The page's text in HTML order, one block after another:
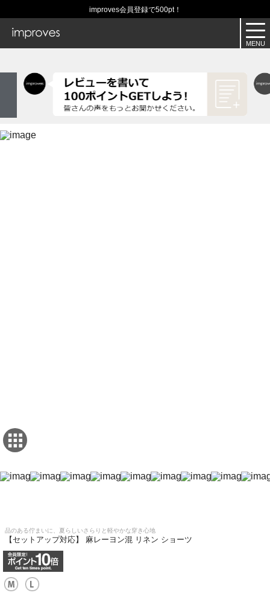
improves会員登録で500pt！
品のある佇まいに、夏らしいさらりと軽やかな穿き心地
【セットアップ対応】 麻レーヨン混 リネン ショーツ